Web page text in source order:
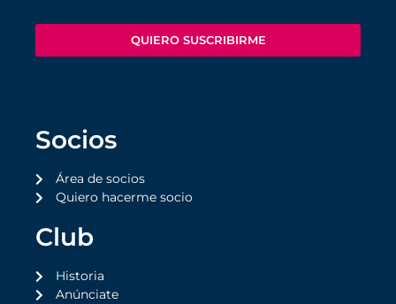
QUIERO SUSCRIBIRME
Socios
Área de socios
Quiero hacerme socio
Club
Historia
Anúnciate